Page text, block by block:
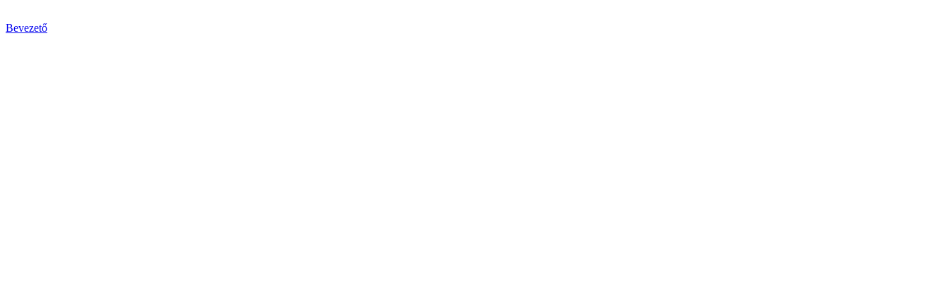
Bevezető